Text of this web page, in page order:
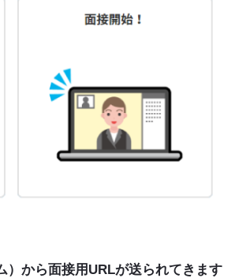
）から面接用URLが送られてきます